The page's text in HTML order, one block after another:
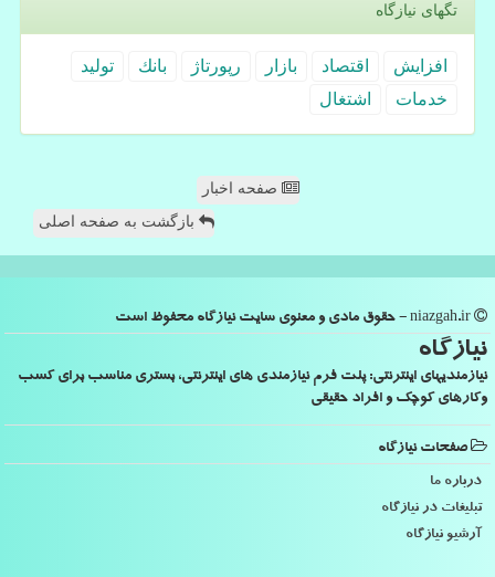
تگهای نیازگاه
افزایش اقتصاد بازار رپورتاژ بانك
تولید
خدمات
اشتغال
صفحه اخبار
بازگشت به صفحه اصلی
نیازگاه
نیازمندیهای اینترنتی: پلت فرم نیازمندی های اینترنتی، بستری مناسب برای کسب
وکارهای کوچک و افراد حقیقی
صفحات نیازگاه
درباره ما
تبلیغات در نیازگاه
آرشیو نیازگاه